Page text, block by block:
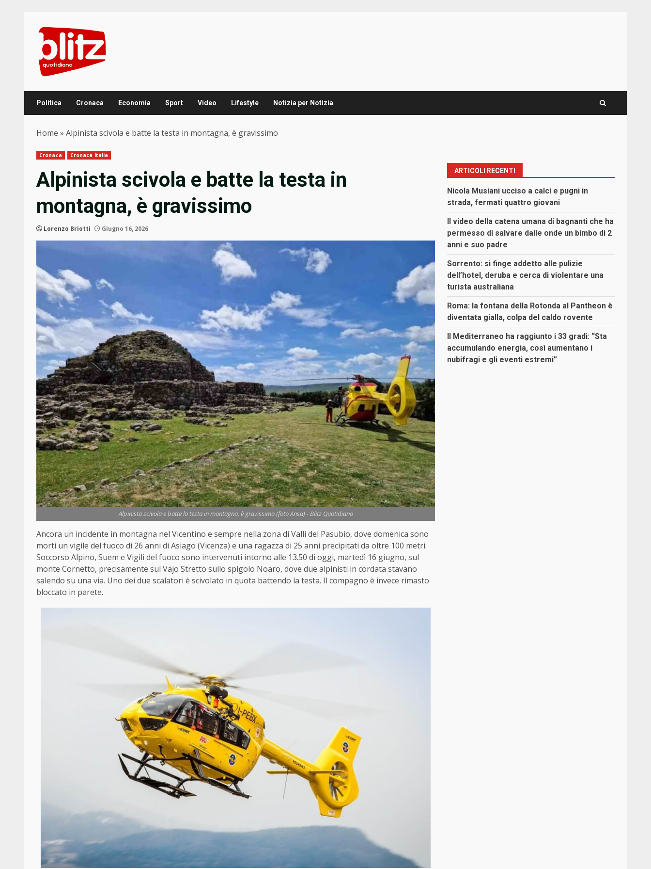
content
Politica Cronaca Economia Sport Video Lifestyle Notizia per Notizia
Home » Alpinista scivola e batte la testa in montagna, è gravissimo
Cronaca Cronaca Italia
Alpinista scivola e batte la testa in
montagna, è gravissimo
Lorenzo Briotti Giugno 16, 2026
Alpinista scivola e batte la testa in montagna, è gravissimo (foto Ansa) - Blitz Quotidiano
Ancora un incidente in montagna nel Vicentino e sempre nella zona di Valli del Pasubio, dove domenica sono
morti un vigile del fuoco di 26 anni di Asiago (Vicenza) e una ragazza di 25 anni precipitati da oltre 100 metri.
Soccorso Alpino, Suem e Vigili del fuoco sono intervenuti intorno alle 13.50 di oggi, martedì 16 giugno, sul
monte Cornetto, precisamente sul Vajo Stretto sullo spigolo Noaro, dove due alpinisti in cordata stavano
salendo su una via. Uno dei due scalatori è scivolato in quota battendo la testa. Il compagno è invece rimasto
bloccato in parete.
ARTICOLI RECENTI
Nicola Musiani ucciso a calci e pugni in
strada, fermati quattro giovani
Il video della catena umana di bagnanti che ha
permesso di salvare dalle onde un bimbo di 2
anni e suo padre
Sorrento: si finge addetto alle pulizie
dell’hotel, deruba e cerca di violentare una
turista australiana
Roma: la fontana della Rotonda al Pantheon è
diventata gialla, colpa del caldo rovente
Il Mediterraneo ha raggiunto i 33 gradi: “Sta
accumulando energia, così aumentano i
nubifragi e gli eventi estremi”